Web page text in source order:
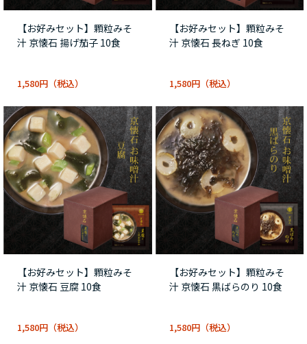
【お好みセット】顆粒みそ
汁 京懐石 揚げ茄子 10食
1,580円
【お好みセット】顆粒みそ
汁 京懐石 長ねぎ 10食
1,580円
【お好みセット】顆粒みそ
汁 京懐石 豆腐 10食
1,580円
【お好みセット】顆粒みそ
汁 京懐石 黒ばらのり 10食
1,580円